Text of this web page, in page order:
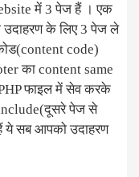
में 3 पेज हैं । एक
उदाहरण के लिए 3 पेज ले
code)
का content same
फाइल में सेव करके
पेज से
ये सब आपको उदाहरण